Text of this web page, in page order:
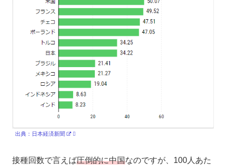
出典：日本経済新聞
接種回数で言えば圧倒的に中国なのですが、100人あた